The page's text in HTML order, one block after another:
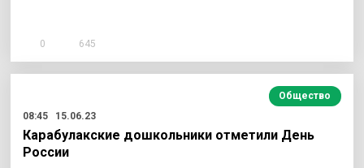
0 645
Общество
08:45
15.06.23
Карабулакские дошкольники отметили День
России